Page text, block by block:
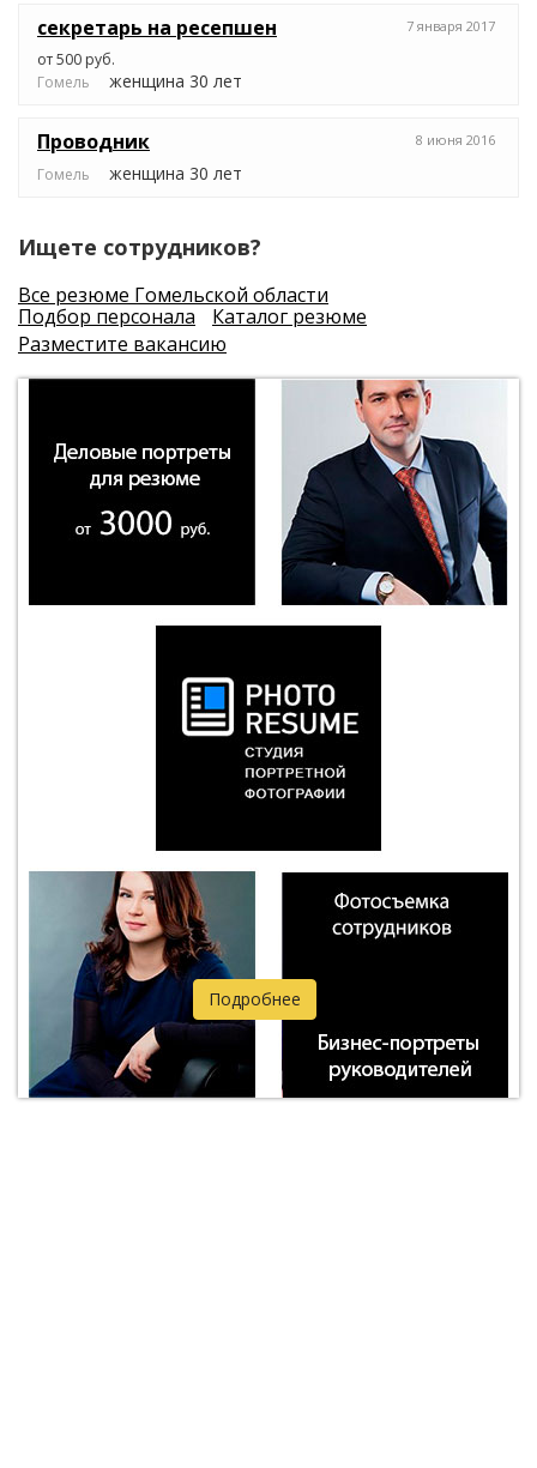
7 января 2017
секретарь на ресепшен
от 500 руб.
Гомель
женщина 30 лет
8 июня 2016
Проводник
Гомель женщина 30 лет
Ищете сотрудников?
Все резюме Гомельской области
Подбор персонала
Каталог резюме
Разместите вакансию
Подробнее